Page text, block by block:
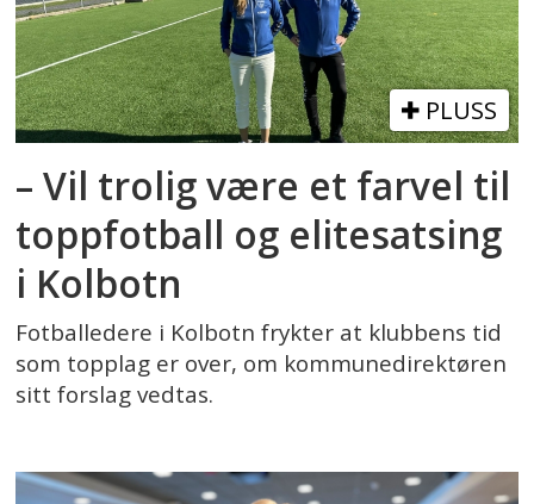
PLUSS
– Vil trolig være et farvel til
toppfotball og elitesatsing
i Kolbotn
Fotballedere i Kolbotn frykter at klubbens tid
som topplag er over, om kommunedirektøren
sitt forslag vedtas.